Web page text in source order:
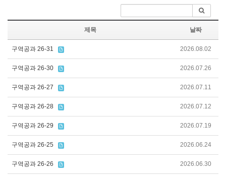
제목 날짜
구역공과 26-31 2026.08.02
구역공과 26-30 2026.07.26
구역공과 26-27 2026.07.11
구역공과 26-28 2026.07.12
구역공과 26-29 2026.07.19
구역공과 26-25 2026.06.24
구역공과 26-26 2026.06.30